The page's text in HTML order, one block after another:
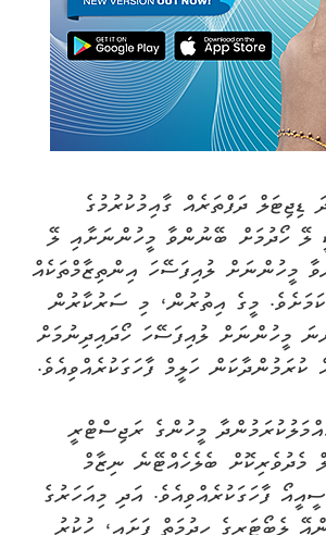
ޑިޖިޓަލް ދަފްތަރެއް ގާއިމުކުރުމުގެ
ލޭ ހޯދުމަށް ބޭނުންވާ މީހުންނަށާއި ލޭ
މީހުންނަށް ލުއިފަސޭހަ އިންތިޒާމްތަކެއް
މީގެ އިތުރުން، މި ސަރުކާރުން
މީހުންނަށް ލުއިފަސޭހަ ހޯދައިދިނުމަށް
ކުރަމުންދާކަން ހަލީމް ފާހަގަކުރެއްވިއެވެ.
މީހުންގެ ރަޖިސްޓްރީ
މެދުވެރިކޮށް ބެލެހެއްޓޭނެ ނިޒާމް
ފާހަގަކުރެއްވިއެވެ. އަދި މިއަހަރުގެ